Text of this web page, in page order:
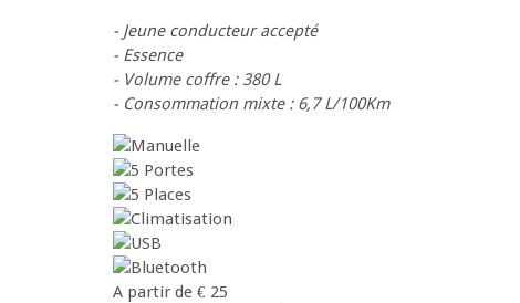
- Jeune conducteur accepté
- Essence
- Volume coffre : 380 L
- Consommation mixte : 6,7 L/100Km
A partir de € 25